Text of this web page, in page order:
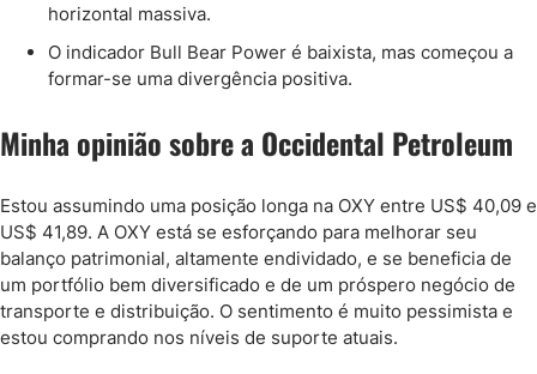
horizontal massiva.
O indicador Bull Bear Power é baixista, mas começou a
formar-se uma divergência positiva.
Minha opinião sobre a Occidental Petroleum
Estou assumindo uma posição longa na OXY entre US$ 40,09 e
US$ 41,89. A OXY está se esforçando para melhorar seu
balanço patrimonial, altamente endividado, e se beneficia de
um portfólio bem diversificado e de um próspero negócio de
transporte e distribuição. O sentimento é muito pessimista e
estou comprando nos níveis de suporte atuais.